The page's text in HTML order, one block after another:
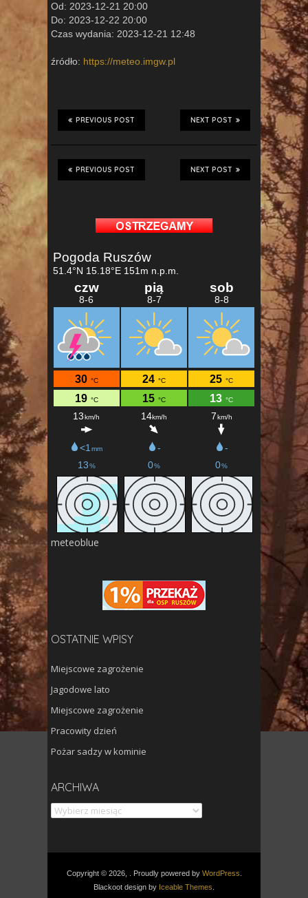
Od: 2023-12-21 20:00
Do: 2023-12-22 20:00
Czas wydania: 2023-12-21 12:48
źródło: https://meteo.imgw.pl
NEXT POST
PREVIOUS POST
NEXT POST
PREVIOUS POST
meteoblue
OSTATNIE WPISY
Miejscowe zagrożenie
Jagodowe lato
Miejscowe zagrożenie
Pracowity dzień
Pożar sadzy w kominie
ARCHIWA
Archiwa
Copyright © 2026, . Proudly powered by WordPress
Blackoot design by Iceable Themes